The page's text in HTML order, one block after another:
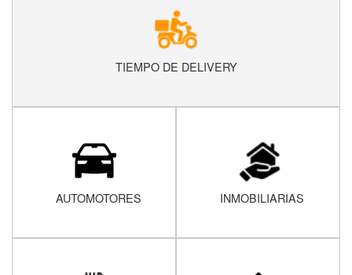
TIEMPO DE DELIVERY
AUTOMOTORES INMOBILIARIAS